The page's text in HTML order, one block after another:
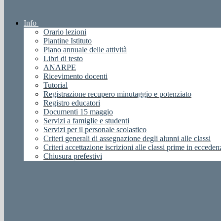
Info
Orario lezioni
Piantine Istituto
Piano annuale delle attività
Libri di testo
ANARPE
Ricevimento docenti
Tutorial
Registrazione recupero minutaggio e potenziato
Registro educatori
Documenti 15 maggio
Servizi a famiglie e studenti
Servizi per il personale scolastico
Criteri generali di assegnazione degli alunni alle classi
Criteri accettazione iscrizioni alle classi prime in
Chiusura prefestivi